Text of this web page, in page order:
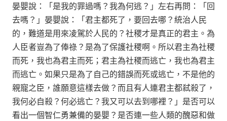
晏嬰說：「是我的罪過嗎？我為何逃？」左右再問：「回
去嗎？」晏嬰說：「君主都死了，要回去哪？統治人民
的，難道是用來凌駕於人民的？社稷才是真正的君主。為
人臣者豈為了俸祿？是為了保護社稷啊。所以君主為社稷
而死，我也為君主而死；君主為社稷而逃亡，我也為君主
而逃亡。如果只是為了自己的錯誤而死或逃亡，不是他的
親寵之臣，誰願意這樣去做？而且有人連君主都弒殺了，
我何必自殺？何必逃亡？我又可以去到哪裡？」是否可以
看出一個智仁勇兼備的晏嬰？是否連一些人類的醜惡和做